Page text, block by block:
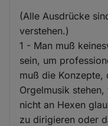
(Alle Ausdrücke
verstehen.)
1 - Man muß
sein, um
muß die Konzepte,
Orgelmusik
nicht an Hexen
zu dirigieren oder